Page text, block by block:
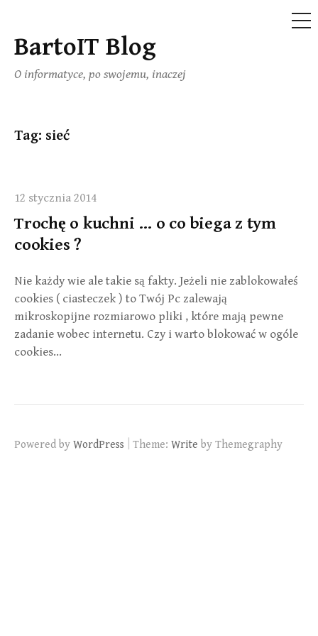
Skip
content
BartoIT Blog
O informatyce, po swojemu, inaczej
Tag: sieć
12 stycznia 2014
Trochę o kuchni … o co biega z tym
cookies ?
Nie każdy wie ale takie są fakty. Jeżeli nie zablokowałeś
cookies ( ciasteczek ) to Twój Pc zalewają
mikroskopijne rozmiarowo pliki , które mają pewne
zadanie wobec internetu. Czy i warto blokować w ogóle
cookies…
Powered by WordPress Theme: Write by Themegraphy